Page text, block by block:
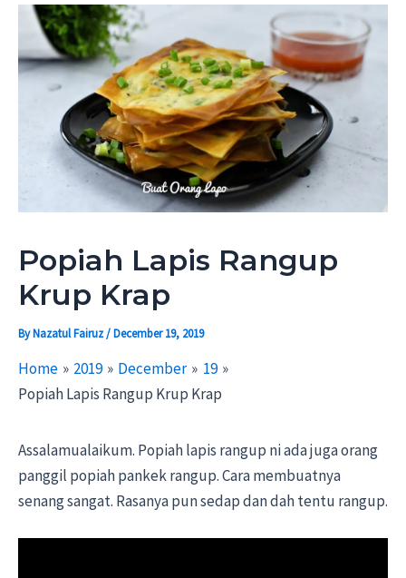
Popiah Lapis Rangup
Krup Krap
ByNazatul Fairuz/December 19, 2019
Home 2019 December
19
Popiah Lapis Rangup Krup Krap
Assalamualaikum. Popiah lapis rangup ni ada juga orang
panggil popiah pankek rangup. Cara membuatnya
senang sangat. Rasanya pun sedap dan dah tentu rangup.